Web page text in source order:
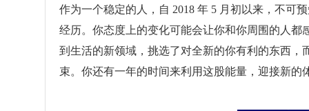
作为一个稳定的人，自 2018 年 5 月初以来，不可
经历。你态度上的变化可能会让你和你周围的人
到生活的新领域，挑选了对全新的你有利的东西
束。你还有一年的时间来利用这股能量，迎接新的